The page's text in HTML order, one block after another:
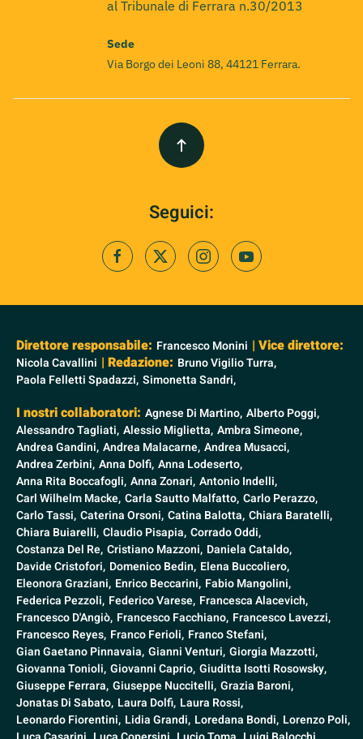
al Tribunale di Ferrara n.30/2013
Sede
Via Borgo dei Leoni 88, 44121 Ferrara.
Seguici:
Direttore responsabile: Francesco Monini | Vice direttore:
Nicola Cavallini | Redazione: Bruno Vigilio Turra,
Paola Felletti Spadazzi, Simonetta Sandri,
I nostri collaboratori: Agnese Di Martino, Alberto Poggi,
Alessandro Tagliati, Alessio Miglietta, Ambra Simeone,
Andrea Gandini, Andrea Malacarne, Andrea Musacci,
Andrea Zerbini, Anna Dolfi, Anna Lodeserto,
Anna Rita Boccafogli, Anna Zonari, Antonio Indelli,
Carl Wilhelm Macke, Carla Sautto Malfatto, Carlo Perazzo,
Carlo Tassi, Caterina Orsoni, Catina Balotta, Chiara Baratelli,
Chiara Buiarelli, Claudio Pisapia, Corrado Oddi,
Costanza Del Re, Cristiano Mazzoni, Daniela Cataldo,
Davide Cristofori, Domenico Bedin, Elena Buccoliero,
Eleonora Graziani, Enrico Beccarini, Fabio Mangolini,
Federica Pezzoli, Federico Varese, Francesca Alacevich,
Francesco D'Angiò, Francesco Facchiano, Francesco Lavezzi,
Francesco Reyes, Franco Ferioli, Franco Stefani,
Gian Gaetano Pinnavaia, Gianni Venturi, Giorgia Mazzotti,
Giovanna Tonioli, Giovanni Caprio, Giuditta Isotti Rosowsky,
Giuseppe Ferrara, Giuseppe Nuccitelli, Grazia Baroni,
Jonatas Di Sabato, Laura Dolfi, Laura Rossi,
Leonardo Fiorentini, Lidia Grandi, Loredana Bondi, Lorenzo Poli,